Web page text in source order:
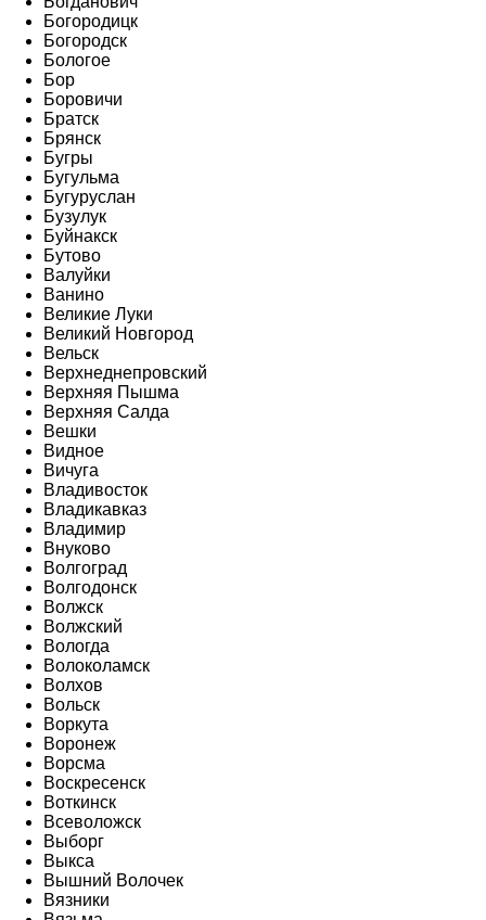
Богородицк
Богородск
Бологое
Бор
Боровичи
Братск
Брянск
Бугры
Бугульма
Бугуруслан
Бузулук
Буйнакск
Бутово
Валуйки
Ванино
Великие Луки
Великий Новгород
Вельск
Верхнеднепровский
Верхняя Пышма
Верхняя Салда
Вешки
Видное
Вичуга
Владивосток
Владикавказ
Владимир
Внуково
Волгоград
Волгодонск
Волжск
Волжский
Вологда
Волоколамск
Волхов
Вольск
Воркута
Воронеж
Ворсма
Воскресенск
Воткинск
Всеволожск
Выборг
Выкса
Вышний Волочек
Вязники